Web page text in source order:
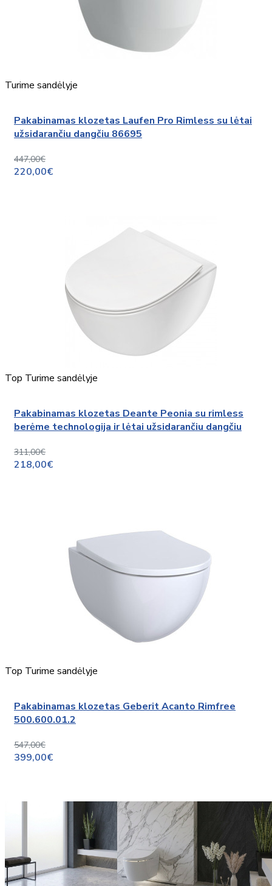
Turime sandėlyje
Pakabinamas klozetas Laufen Pro Rimless su lėtai
užsidarančiu dangčiu 86695
447,00€
220,00€
Top Turime sandėlyje
Pakabinamas klozetas Deante Peonia su rimless
berėme technologija ir lėtai užsidarančiu dangčiu
311,00€
218,00€
Top Turime sandėlyje
Pakabinamas klozetas Geberit Acanto Rimfree
500.600.01.2
547,00€
399,00€